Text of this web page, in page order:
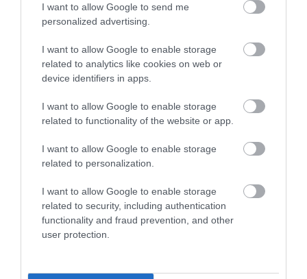
I want to allow Google to send me
personalized advertising.
I want to allow Google to enable storage
related to analytics like cookies on web or
device identifiers in apps.
I want to allow Google to enable storage
related to functionality of the website or app.
I want to allow Google to enable storage
related to personalization.
I want to allow Google to enable storage
related to security, including authentication
functionality and fraud prevention, and other
user protection.
ÉLETSTÍLUS
digitális magány
Az online térben eltöltött idő és a közösségi elszigetelődés jelentős
hatást gyakorol az agyműködésre, ami a kognitív képességek és a
beszédkészség fokozatos romlásához vezethet.